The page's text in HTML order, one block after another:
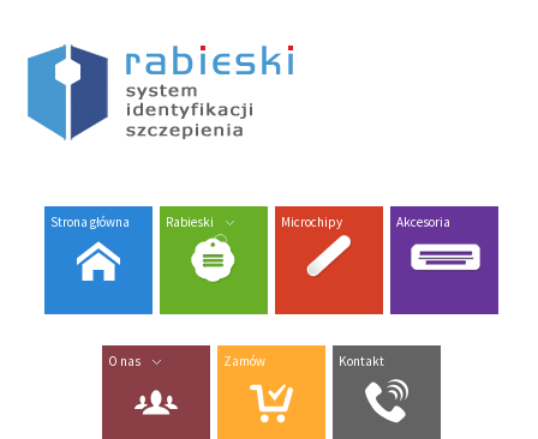
Strona główna Rabieski Microchipy Akcesoria
O nas Zamów Kontakt